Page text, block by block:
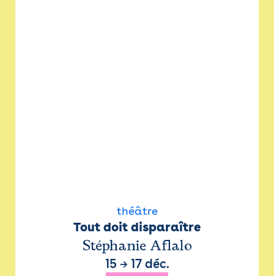
théâtre
Tout doit disparaître
Stéphanie Aflalo
15 → 17 déc.